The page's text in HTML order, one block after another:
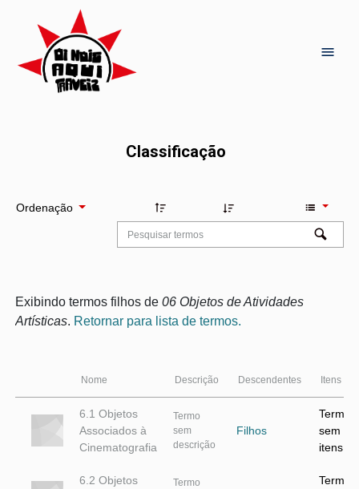
Classificação
Ordenação
Exibindo termos filhos de 06 Objetos de Atividades
Artísticas. Retornar para lista de termos.
Nome Descrição Descendentes Itens
6.1 Objetos
Associados à
Cinematografia
Termo
sem
descrição
Filhos
Termo
sem
itens
6.2 Objetos
Termo
Termo